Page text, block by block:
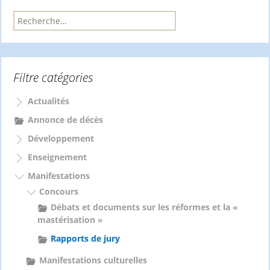
R
e
c
h
r
h
e
Filtre catégories
Actualités
Annonce de décès
Développement
Enseignement
Manifestations
Concours
Débats et documents sur les réformes et la «
mastérisation »
Rapports de jury
Manifestations culturelles